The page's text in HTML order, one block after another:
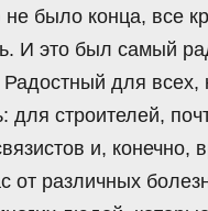
было конца, все
И это был самый
Радостный для всех,
для строителей,
и, конечно,
от различных